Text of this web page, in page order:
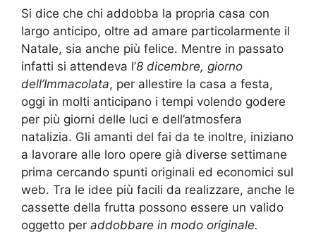
Si dice che chi addobba la propria casa con
largo anticipo, oltre ad amare particolarmente il
Natale, sia anche più felice. Mentre in passato
infatti si attendeva l’8 dicembre, giorno
dell’Immacolata, per allestire la casa a festa,
oggi in molti anticipano i tempi volendo godere
per più giorni delle luci e dell’atmosfera
natalizia. Gli amanti del fai da te inoltre, iniziano
a lavorare alle loro opere già diverse settimane
prima cercando spunti originali ed economici sul
web. Tra le idee più facili da realizzare, anche le
cassette della frutta possono essere un valido
oggetto per addobbare in modo originale.